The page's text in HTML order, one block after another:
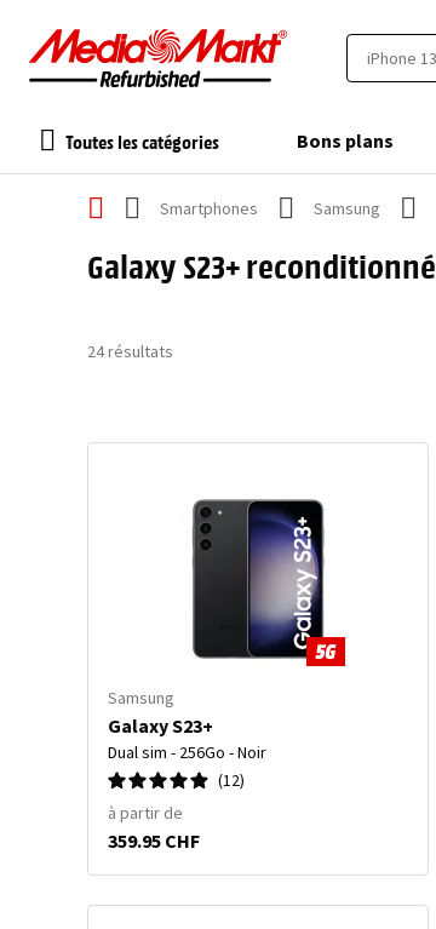
Toutes les catégories Bons plans
Smartphones Samsung
Galaxy S23+ reconditionné
24résultats
Samsung
Galaxy S23+
Dual sim - 256Go - Noir
12
à partir de
359.95 CHF